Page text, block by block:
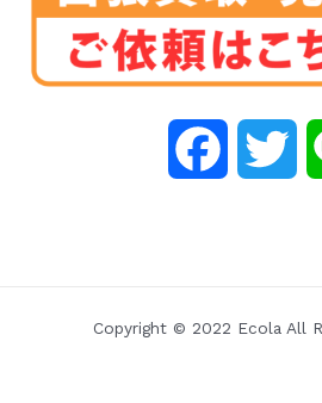
e t
Copyright © 2022 Ecola All